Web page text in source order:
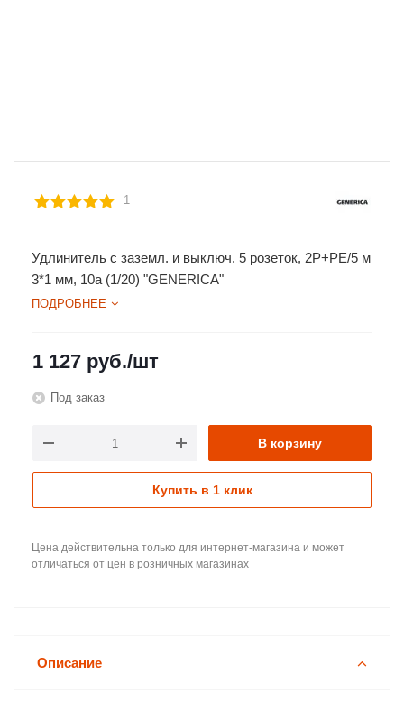
1
Удлинитель с заземл. и выключ. 5 розеток, 2P+PE/5 м
3*1 мм, 10а (1/20) "GENERICA"
ПОДРОБНЕЕ
1 127 руб./шт
Под заказ
В корзину
Купить в 1 клик
Цена действительна только для интернет-магазина и может
отличаться от цен в розничных магазинах
Описание